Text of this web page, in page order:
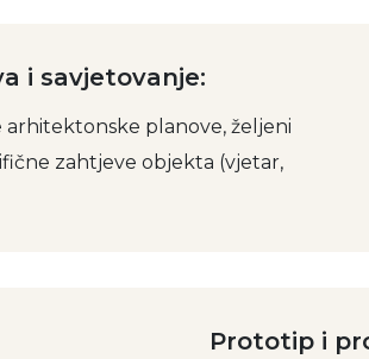
i savjetovanje:
arhitektonske planove, željeni
zahtjeve objekta (vjetar,
Prototip i